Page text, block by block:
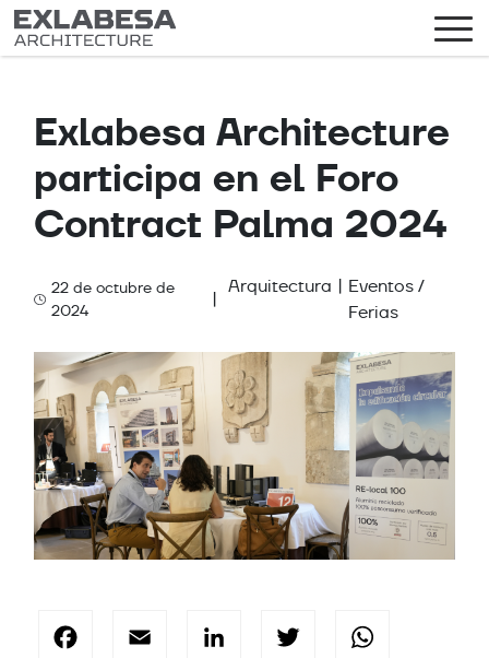
Exlabesa Architecture
participa en el Foro
Contract Palma 2024
22 de octubre de
2024
|
Categories
Arquitectura | Eventos /
Ferias
Facebook
Email LinkedInTwitter